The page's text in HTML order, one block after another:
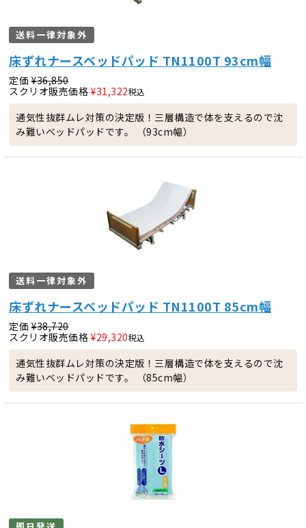
送料一律対象外
床ずれナースベッドパッド TN1100T 93cm幅
定価 ¥36,850
スクリオ販売価格 ¥31,322税込
通気性抜群ムレ対策の決定版！三層構造で体を支えるので沈
み難いベッドパッドです。 （93cm幅）
送料一律対象外
床ずれナースベッドパッド TN1100T 85cm幅
定価 ¥38,720
スクリオ販売価格 ¥29,320税込
通気性抜群ムレ対策の決定版！三層構造で体を支えるので沈
み難いベッドパッドです。 （85cm幅）